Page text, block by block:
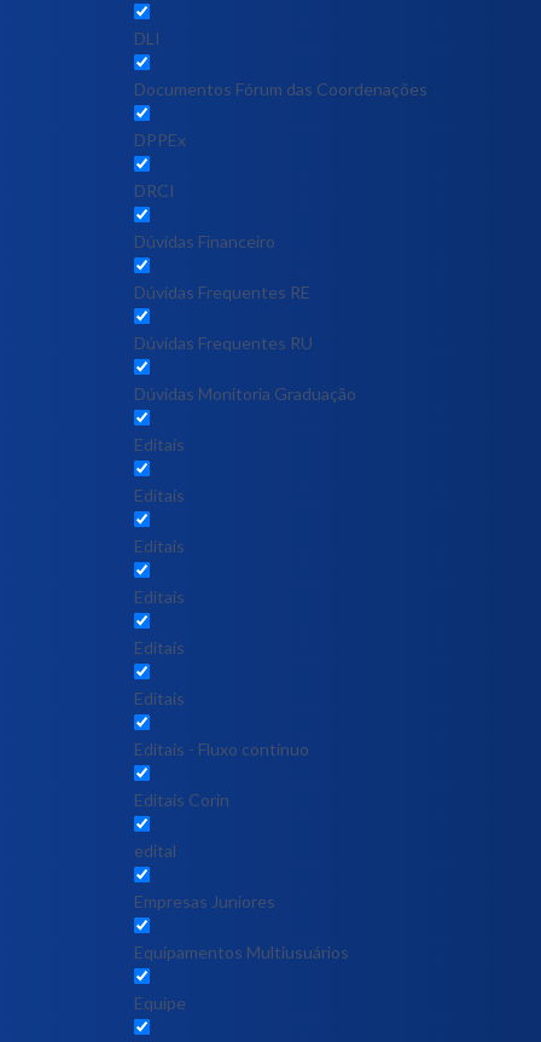
DLI
Documentos Fórum das Coordenações
DPPEx
DRCI
Dúvidas Financeiro
Dúvidas Frequentes RE
Dúvidas Frequentes RU
Dúvidas Monitoria Graduação
Editais
Editais
Editais
Editais
Editais
Editais
Editais - Fluxo contínuo
Editais Corin
edital
Empresas Juniores
Equipamentos Multiusuários
Equipe